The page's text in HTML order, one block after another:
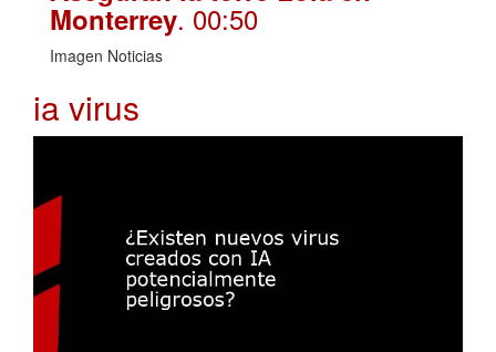
Monterrey. 00:50
Imagen Noticias
ia virus